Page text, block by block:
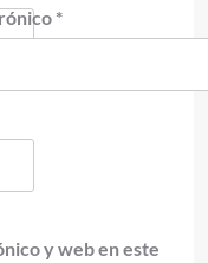
*
y web en este